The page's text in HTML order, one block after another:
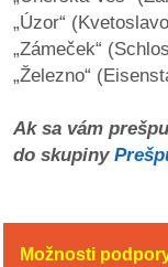
„Úzor“
„Zámeček“
„Železno“
Ak sa vám
do skupiny
Možnosti